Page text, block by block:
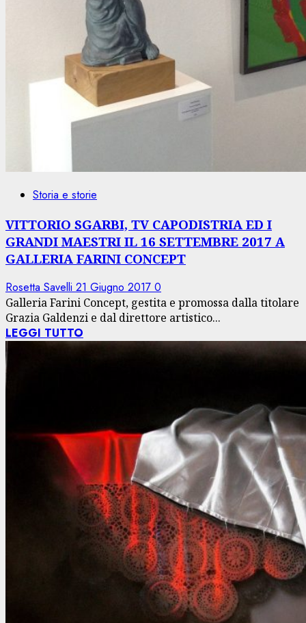
Storia e storie
VITTORIO SGARBI, TV CAPODISTRIA ED I
GRANDI MAESTRI IL 16 SETTEMBRE 2017 A
GALLERIA FARINI CONCEPT
Rosetta Savelli 21 Giugno 2017 0
Galleria Farini Concept, gestita e promossa dalla titolare
Grazia Galdenzi e dal direttore artistico...
LEGGI TUTTO